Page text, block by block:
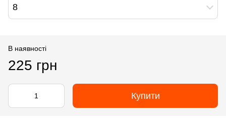
8
В наявності
225 грн
Купити